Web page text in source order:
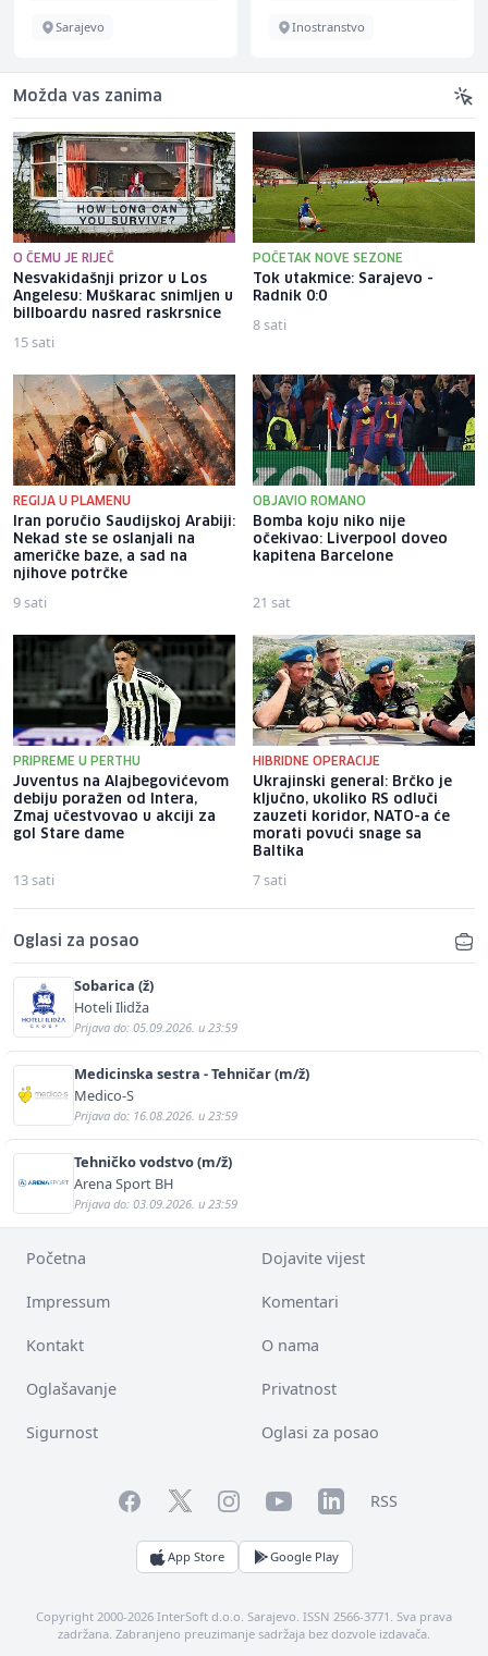
Sarajevo Inostranstvo
Možda vas zanima
O ČEMU JE RIJEČ
Nesvakidašnji prizor u Los
Angelesu: Muškarac snimljen u
billboardu nasred raskrsnice
15 sati
POČETAK NOVE SEZONE
Tok utakmice: Sarajevo -
Radnik 0:0
8 sati
REGIJA U PLAMENU
Iran poručio Saudijskoj Arabiji:
Nekad ste se oslanjali na
američke baze, a sad na
njihove potrčke
9 sati
OBJAVIO ROMANO
Bomba koju niko nije
očekivao: Liverpool doveo
kapitena Barcelone
21 sat
PRIPREME U PERTHU
Juventus na Alajbegovićevom
debiju poražen od Intera,
Zmaj učestvovao u akciji za
gol Stare dame
13 sati
HIBRIDNE OPERACIJE
Ukrajinski general: Brčko je
ključno, ukoliko RS odluči
zauzeti koridor, NATO-a će
morati povući snage sa
Baltika
7 sati
Oglasi za posao
Sobarica (ž)
Hoteli Ilidža
Prijava do: 05.09.2026. u 23:59
Medicinska sestra - Tehničar (m/ž)
Medico-S
Prijava do: 16.08.2026. u 23:59
Tehničko vodstvo (m/ž)
Arena Sport BH
Prijava do: 03.09.2026. u 23:59
Početna Dojavite vijest
Impressum Komentari
Kontakt O nama
Oglašavanje Privatnost
Sigurnost Oglasi za posao
FacebookTwitterInstagramYouTubeLinkedInRSS
App Store Google Play
Copyright 2000-2026 InterSoft d.o.o. Sarajevo. ISSN 2566-3771. Sva prava
zadržana. Zabranjeno preuzimanje sadržaja bez dozvole izdavača.